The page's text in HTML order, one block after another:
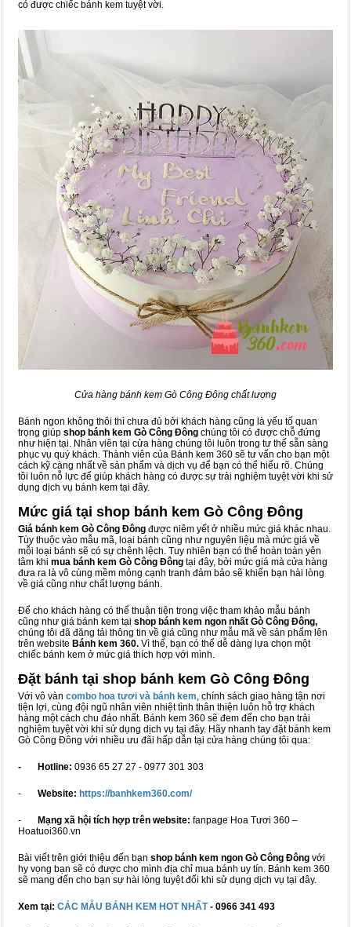
có được chiếc bánh kem tuyệt vời.
Cửa hàng bánh kem Gò Công Đông chất lượng
Bánh ngon không thôi thì chưa đủ bởi khách hàng cũng là yếu tố quan
trọng giúp shop bánh kem Gò Công Đông chúng tôi có được chỗ đứng
như hiện tại. Nhân viên tại cửa hàng chúng tôi luôn trong tư thế sẵn sàng
phục vụ quý khách. Thành viên của Bánh kem 360 sẽ tư vấn cho bạn một
cách kỹ càng nhất về sản phẩm và dịch vụ để bạn có thể hiểu rõ. Chúng
tôi luôn nỗ lực để giúp khách hàng có được sự trải nghiệm tuyệt vời khi sử
dụng dịch vụ bánh kem tại đây.
Mức giá tại shop bánh kem Gò Công Đông
Giá bánh kem Gò Công Đông được niêm yết ở nhiều mức giá khác nhau.
Tùy thuộc vào mẫu mã, loại bánh cũng như nguyên liệu mà mức giá về
mỗi loại bánh sẽ có sự chênh lệch. Tuy nhiên bạn có thể hoàn toàn yên
tâm khi mua bánh kem Gò Công Đông tại đây, bởi mức giá mà cửa hàng
đưa ra là vô cùng mềm mỏng cạnh tranh đảm bảo sẽ khiến bạn hài lòng
về giá cũng như chất lượng bánh.
Để cho khách hàng có thể thuận tiện trong việc tham khảo mẫu bánh
cũng như giá bánh kem tại shop bánh kem ngon nhất Gò Công Đông,
chúng tôi đã đăng tải thông tin về giá cũng như mẫu mã về sản phẩm lên
trên website Bánh kem 360. Vì thế, bạn có thể dễ dàng lựa chọn một
chiếc bánh kem ở mức giá thích hợp với mình.
Đặt bánh tại shop bánh kem Gò Công Đông
Với vô vàn combo hoa tươi và bánh kem, chính sách giao hàng tận nơi
tiện lợi, cùng đội ngũ nhân viên nhiệt tình thân thiện luôn hỗ trợ khách
hàng một cách chu đáo nhất. Bánh kem 360 sẽ đem đến cho bạn trải
nghiệm tuyệt vời khi sử dụng dịch vụ tại đây. Hãy nhanh tay đặt bánh kem
Gò Công Đông với nhiều ưu đãi hấp dẫn tại cửa hàng chúng tôi qua:
- Hotline: 0936 65 27 27 - 0977 301 303
- Website: https://banhkem360.com/
- Mạng xã hội tích hợp trên website: fanpage Hoa Tươi 360 –
Hoatuoi360.vn
Bài viết trên giới thiệu đến bạn shop bánh kem ngon Gò Công Đông với
hy vọng bạn sẽ có được cho mình địa chỉ mua bánh uy tín. Bánh kem 360
sẽ mang đến cho bạn sự hài lòng tuyệt đối khi sử dụng dịch vụ tại đây.
Xem tại: CÁC MẪU BÁNH KEM HOT NHẤT- 0966 341 493